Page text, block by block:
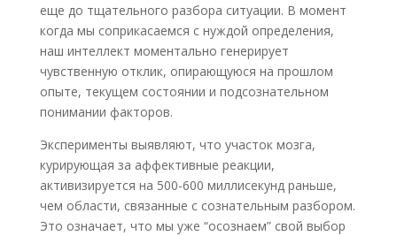
еще до тщательного разбора ситуации. В момент
когда мы соприкасаемся с нуждой определения,
наш интеллект моментально генерирует
чувственную отклик, опирающуюся на прошлом
опыте, текущем состоянии и подсознательном
понимании факторов.
Эксперименты выявляют, что участок мозга,
курирующая за аффективные реакции,
активизируется на 500-600 миллисекунд раньше,
чем области, связанные с сознательным разбором.
Это означает, что мы уже “осознаем” свой выбор